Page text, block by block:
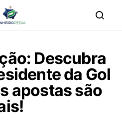
Descubra
da Gol
apostas são